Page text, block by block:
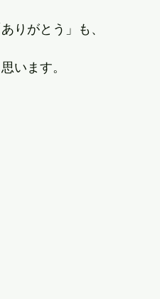
りがとう」も、
います。